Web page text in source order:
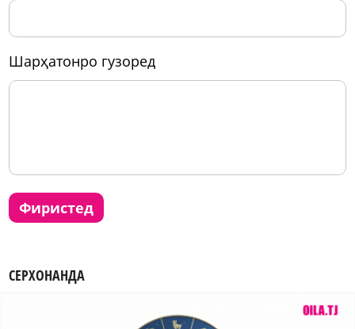
шарҳатонро гузоред
фиристед
СЕРХОНАНДА